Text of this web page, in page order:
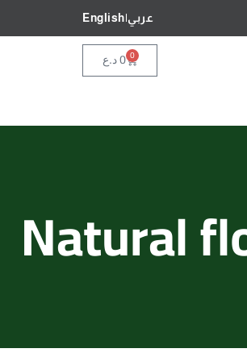
English|عربي
0 د.ع 0
Natural